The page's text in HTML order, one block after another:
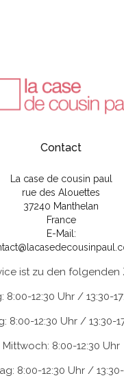
Contact
La case de cousin paul
rue des Alouettes
37240 Manthelan
France
E-Mail:
ist zu den folgenden
8:00-12:30 Uhr / 13:30-
8:00-12:30 Uhr / 13:30-
Mittwoch: 8:00-12:30 Uhr
8:00-12:30 Uhr /